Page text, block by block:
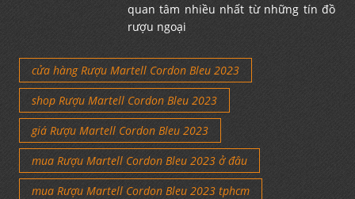
quan tâm nhiều nhất từ những tín đồ
rượu ngoại
cửa hàng Rượu Martell Cordon Bleu 2023
shop Rượu Martell Cordon Bleu 2023
giá Rượu Martell Cordon Bleu 2023
mua Rượu Martell Cordon Bleu 2023 ở đâu
mua Rượu Martell Cordon Bleu 2023 tphcm